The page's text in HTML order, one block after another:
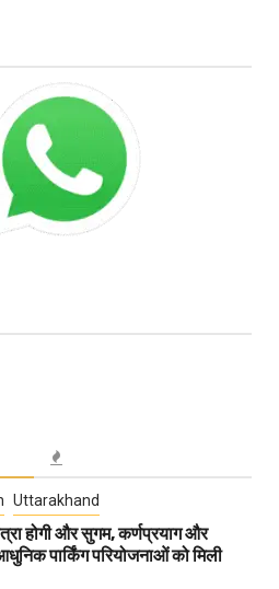
Uttarakhand
होगी और सुगम, कर्णप्रयाग और
पार्किंग परियोजनाओं को मिली